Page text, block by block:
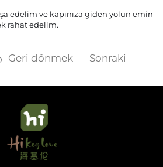
edelim ve kapınıza giden yolun emin
rahat edelim.
Geri dönmek Sonraki